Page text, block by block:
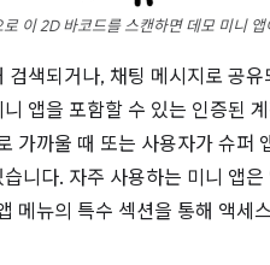
이 2D 바코드를 스캔하면 데모 미니 앱
색되거나, 채팅 메시지로 공
앱을 포함할 수 있는 인증된
가까울 때 또는 사용자가 슈퍼
니다. 자주 사용하는 미니 앱
메뉴의 특수 섹션을 통해 액세